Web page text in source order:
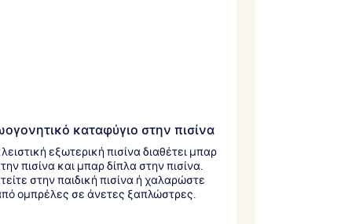
καταφύγιο στην πισίνα
εξωτερική πισίνα διαθέτει μπαρ
πισίνα και μπαρ δίπλα στην πισίνα.
στην παιδική πισίνα ή χαλαρώστε
ομπρέλες σε άνετες ξαπλώστρες.